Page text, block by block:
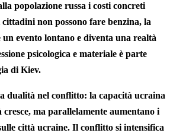
popolazione russa i costi concreti
non possono fare benzina, la
un evento lontano e diventa una realtà
psicologica e materiale è parte
di Kiev.
dualità nel conflitto: la capacità ucraina
ma parallelamente aumentano i
città ucraine. Il conflitto si intensifica